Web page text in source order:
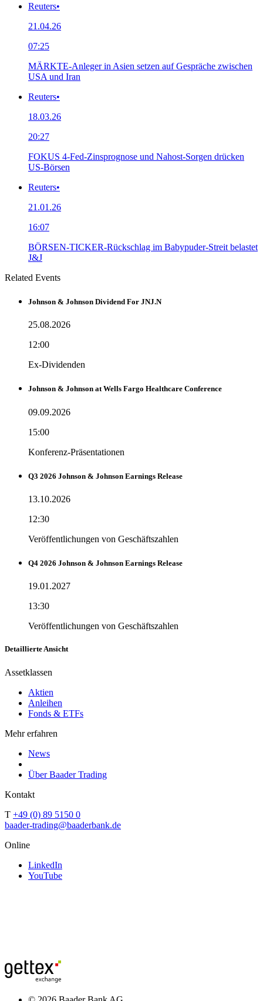
Reuters•
21.04.26
07:25
MÄRKTE-Anleger in Asien setzen auf Gespräche zwischen
USA und Iran
Reuters•
18.03.26
20:27
FOKUS 4-Fed-Zinsprognose und Nahost-Sorgen drücken
US-Börsen
Reuters•
21.01.26
16:07
BÖRSEN-TICKER-Rückschlag im Babypuder-Streit belastet
J&J
Related Events
Johnson & Johnson Dividend For JNJ.N
25.08.2026
12:00
Ex-Dividenden
Johnson & Johnson at Wells Fargo Healthcare Conference
09.09.2026
15:00
Konferenz-Präsentationen
Q3 2026 Johnson & Johnson Earnings Release
13.10.2026
12:30
Veröffentlichungen von Geschäftszahlen
Q4 2026 Johnson & Johnson Earnings Release
19.01.2027
13:30
Veröffentlichungen von Geschäftszahlen
Detaillierte Ansicht
Assetklassen
Aktien
Anleihen
Fonds & ETFs
Mehr erfahren
News
Über Baader Trading
Kontakt
T +49 (0) 89 5150 0
baader-trading@baaderbank.de
Online
LinkedIn
YouTube